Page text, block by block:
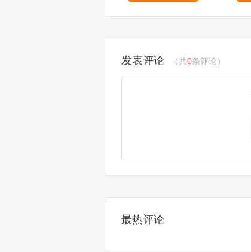
发表评论 （共0条评论）
最热评论